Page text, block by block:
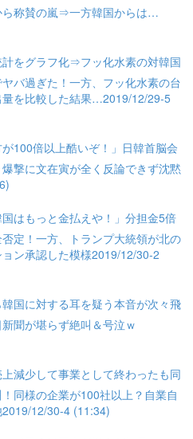
ら称賛の嵐⇒一方韓国からは…
をグラフ化⇒フッ化水素の対韓国
バ過ぎた！一方、フッ化水素の台
を比較した結果…2019/12/29-5
100倍以上酷いぞ！」日韓首脳会
撃に文在寅が全く反論できず沈黙
国はもっと金払えや！」分担金5倍
定！一方、トランプ大統領が北の
ン承認した模様2019/12/30-2
国に対する耳を疑う本音が次々飛
聞が堪らず絶叫＆号泣ｗ
減少して事業として終わったも同
同様の企業が100社以上？自業自
12/30-4 (11:34)